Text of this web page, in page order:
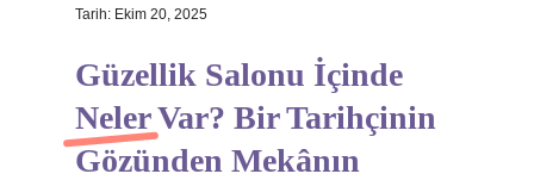
Tarih: Ekim 20, 2025
Güzellik Salonu İçinde
Neler Var? Bir Tarihçinin
Gözünden Mekânın